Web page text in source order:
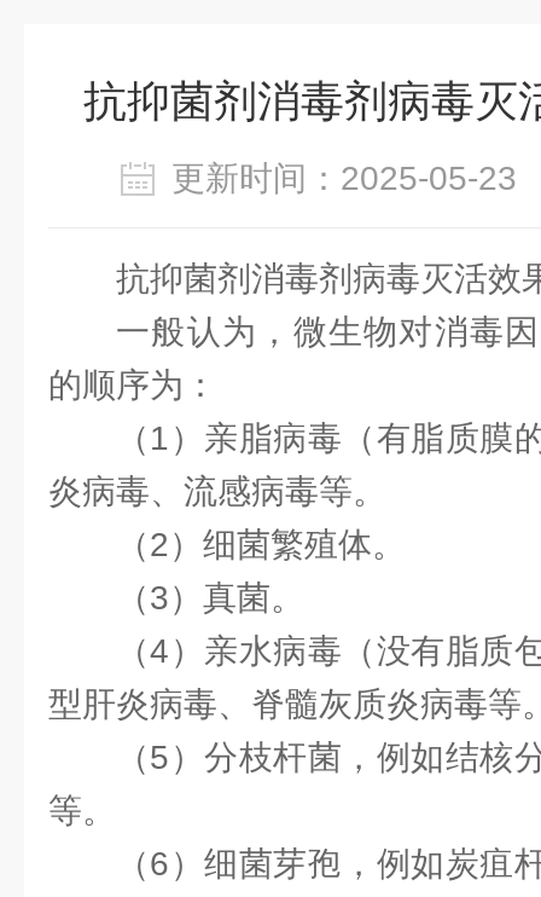
抗抑菌剂消毒剂病毒灭
更新时间：2025-05-
抗抑菌剂消毒剂病毒灭活效
一般认为，微生物对消毒
的顺序为：
（1）亲脂病毒（有脂质膜
炎病毒、流感病毒等。
（2）细菌繁殖体。
（3）真菌。
（4）亲水病毒（没有脂质
型肝炎病毒、脊髓灰质炎病毒等
（5）分枝杆菌，例如结核
等。
（6）细菌芽孢，例如炭疽